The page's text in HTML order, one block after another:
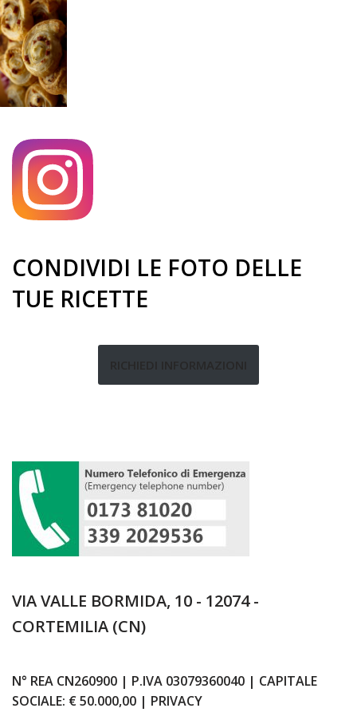
CONDIVIDI LE FOTO DELLE
TUE RICETTE
VIA VALLE BORMIDA, 10 - 12074 -
CORTEMILIA (CN)
N° REA CN260900 | P.IVA 03079360040 | CAPITALE
SOCIALE: € 50.000,00 | PRIVACY